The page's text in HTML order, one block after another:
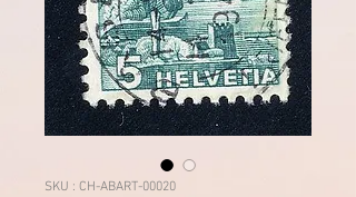
SKU : CH-ABART-00020